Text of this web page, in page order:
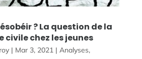
? La question de la
civile chez les jeunes
| Mar 3, 2021| Analyses,